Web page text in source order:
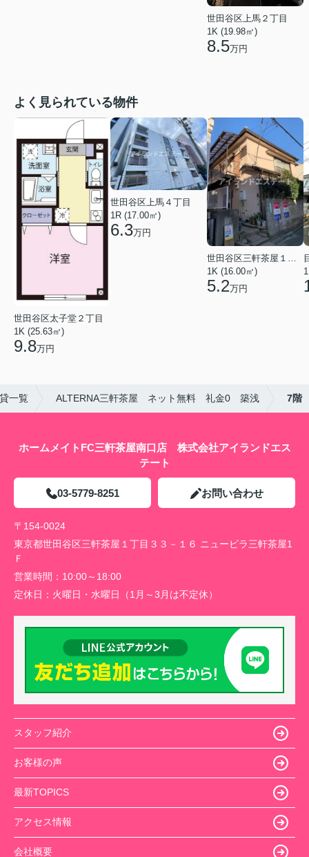
世田谷区上馬２丁目
1K (19.98㎡)
8.5万円
よく見られている物件
世田谷区太子堂２丁目
1K (25.63㎡)
9.8万円
世田谷区上馬４丁目
1R (17.00㎡)
6.3万円
世田谷区三軒茶屋１丁目
1K (16.00㎡)
5.2万円
一覧 ALTERNA三軒茶屋 ネット無料 礼金0 築浅 7階
ホームメイトFC三軒茶屋南口店 株式会社アイランドエス
テート
03-5779-8251 お問い合わせ
〒154-0024
東京都世田谷区三軒茶屋１丁目３３－１６ ニュービラ三軒茶屋1
Ｆ
営業時間： 10:00～18:00
定休日： 火曜日・水曜日（1月～3月は不定休）
スタッフ紹介
お客様の声
最新TOPICS
アクセス情報
会社概要